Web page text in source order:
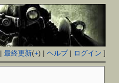
|最終更新(+) |ヘルプ| ログイン ]